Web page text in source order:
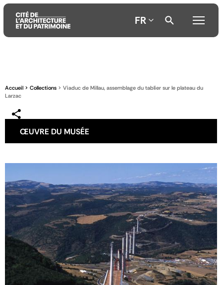
contenu
principal
menu
principal
la
recherche
FR
Accueil Collections
Viaduc de Millau, assemblage du tablier sur le plateau du
Larzac
ŒUVRE DU MUSÉE